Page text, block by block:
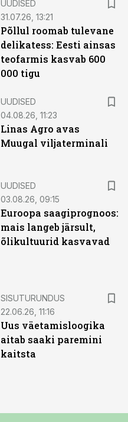
UUDISED
31.07.26, 13:21
Põllul roomab tulevane
delikatess: Eesti ainsas
teofarmis kasvab 600
000 tigu
UUDISED
04.08.26, 11:23
Linas Agro avas
Muugal viljaterminali
UUDISED
03.08.26, 09:15
Euroopa saagiprognoos:
mais langeb järsult,
õlikultuurid kasvavad
SISUTURUNDUS
22.06.26, 11:16
Uus väetamisloogika
aitab saaki paremini
kaitsta